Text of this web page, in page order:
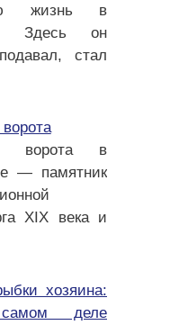
жизнь в
Здесь он
стал
ворота в
— памятник
XIX века и
хозяина:
деле